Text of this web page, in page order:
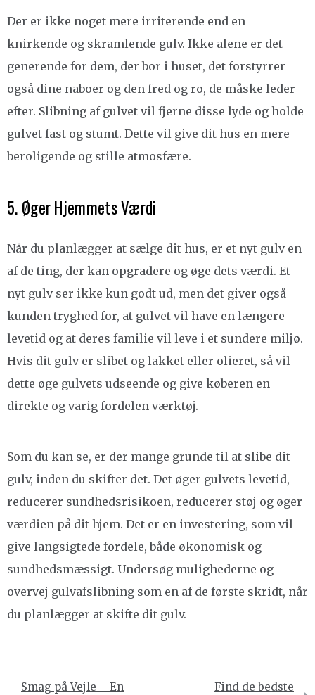
Der er ikke noget mere irriterende end en
knirkende og skramlende gulv. Ikke alene er det
generende for dem, der bor i huset, det forstyrrer
også dine naboer og den fred og ro, de måske leder
efter. Slibning af gulvet vil fjerne disse lyde og holde
gulvet fast og stumt. Dette vil give dit hus en mere
beroligende og stille atmosfære.
5. Øger Hjemmets Værdi
Når du planlægger at sælge dit hus, er et nyt gulv en
af de ting, der kan opgradere og øge dets værdi. Et
nyt gulv ser ikke kun godt ud, men det giver også
kunden tryghed for, at gulvet vil have en længere
levetid og at deres familie vil leve i et sundere miljø.
Hvis dit gulv er slibet og lakket eller olieret, så vil
dette øge gulvets udseende og give køberen en
direkte og varig fordelen værktøj.
Som du kan se, er der mange grunde til at slibe dit
gulv, inden du skifter det. Det øger gulvets levetid,
reducerer sundhedsrisikoen, reducerer støj og øger
værdien på dit hjem. Det er en investering, som vil
give langsigtede fordele, både økonomisk og
sundhedsmæssigt. Undersøg mulighederne og
overvej gulvafslibning som en af de første skridt, når
du planlægger at skifte dit gulv.
Indlægsnavigation
Smag på Vejle – En
Find de bedste